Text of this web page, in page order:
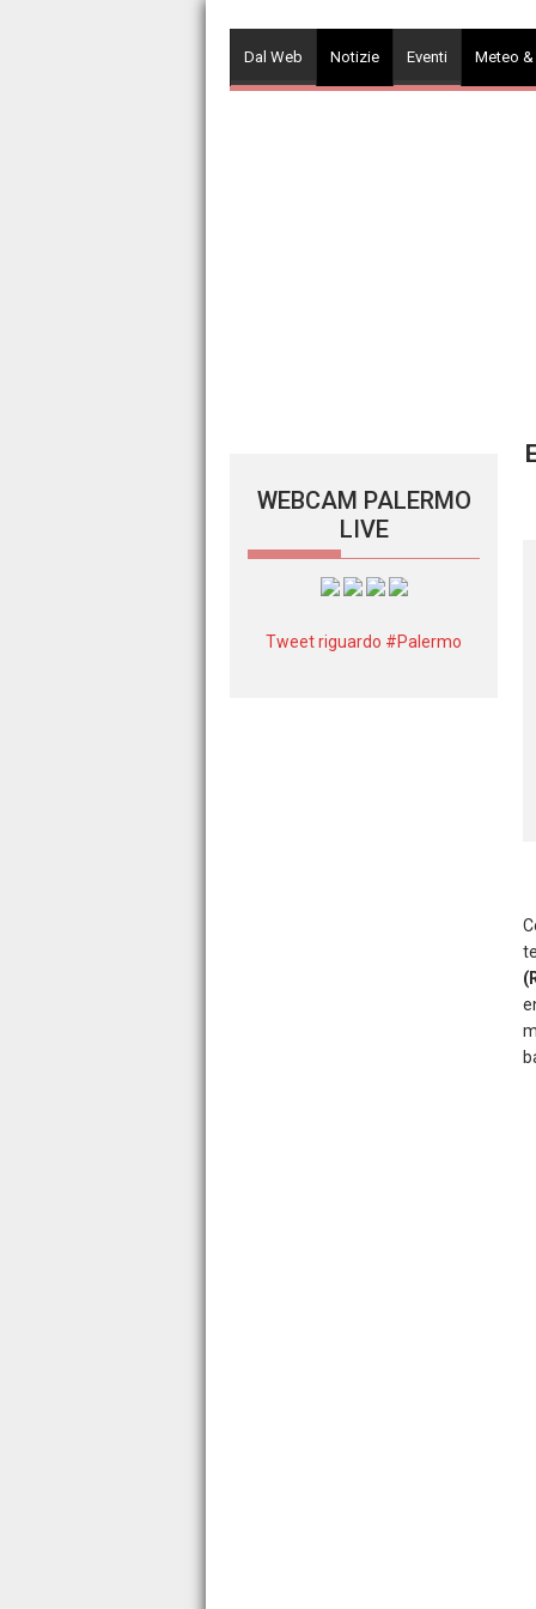
contentDal Web Notizie Eventi Meteo
WEBCAM PALERMO
LIVE
Tweet riguardo #Palermo